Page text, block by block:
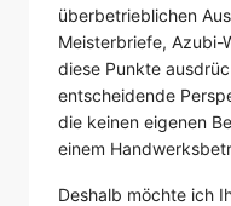
überbetrieblichen
Meisterbriefe, Azubi-
diese Punkte
entscheidende
die keinen eigenen
einem
Deshalb möchte ich